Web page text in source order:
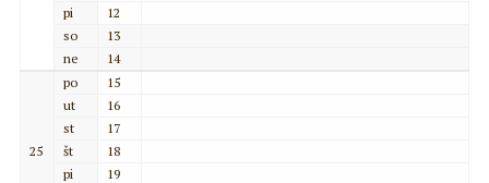
pi
12
so
13
ne
14
25
po
15
ut
16
st
17
št
18
pi
19